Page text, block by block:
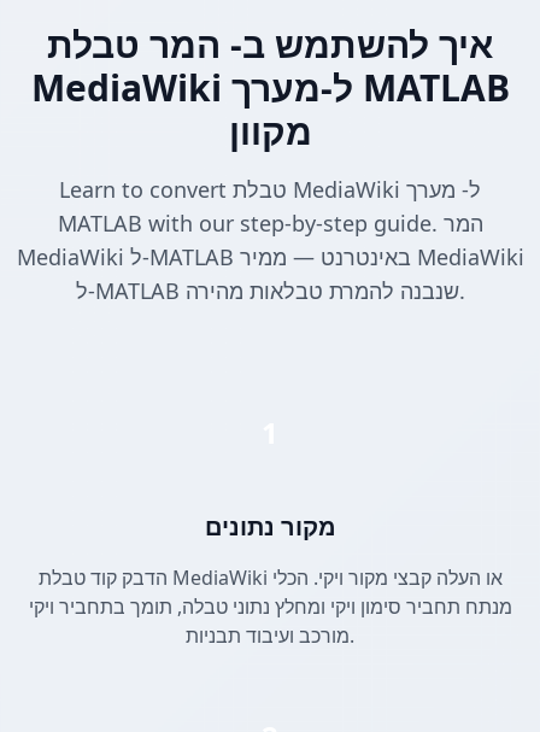
איך להשתמש ב- המר טבלת
MediaWiki ל-מערך MATLAB
מקוון
Learn to convert טבלת MediaWiki ל- מערך
MATLAB with our step-by-step guide. המר
MediaWiki ל-MATLAB באינטרנט — ממיר MediaWiki
ל-MATLAB שנבנה להמרת טבלאות מהירה.
מקור נתונים
הדבק קוד טבלת MediaWiki או העלה קבצי מקור ויקי. הכלי
מנתח תחביר סימון ויקי ומחלץ נתוני טבלה, תומך בתחביר ויקי
מורכב ועיבוד תבניות.